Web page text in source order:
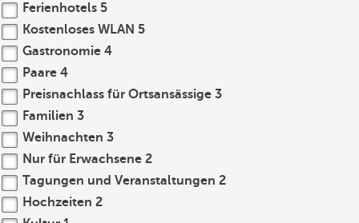
Ferienhotels 5
Kostenloses WLAN 5
Gastronomie 4
Paare 4
Preisnachlass für Ortsansässige 3
Familien 3
Weihnachten 3
Nur für Erwachsene 2
Tagungen und Veranstaltungen 2
Hochzeiten 2